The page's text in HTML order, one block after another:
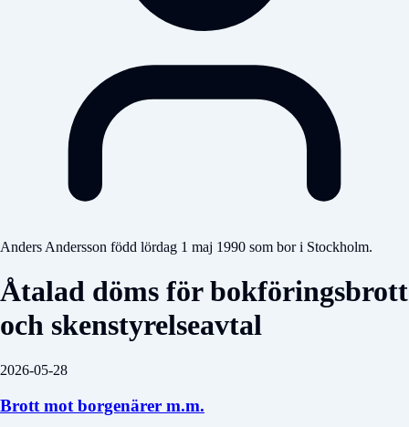
Anders Andersson född lördag 1 maj 1990 som bor i Stockholm.
Åtalad döms för bokföringsbrott
och skenstyrelseavtal
2026-05-28
Brott mot borgenärer m.m.